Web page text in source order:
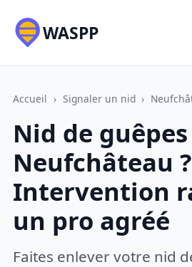
WASPP
Accueil › Signaler un nid ›
Nid de
Neufchâteau ?
Intervention
un pro agréé
Faites enlever votre nid